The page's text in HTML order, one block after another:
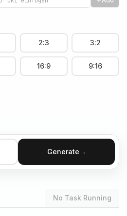
2:3 3:2
16:9 9:16
Generate→
No Task Running